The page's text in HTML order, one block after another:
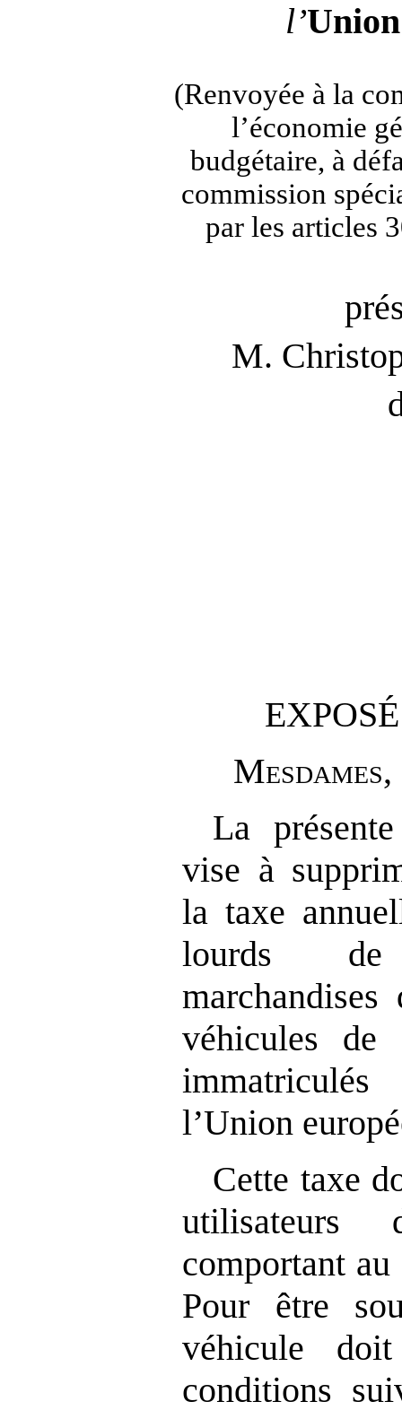
l’Union
(Renvoyée à la
l’économie
budgétaire, à
commission
par les articles
M.
Mesdames
La
vise à
la taxe
lourds
véhicules
l’Union
Cette taxe
comportant
Pour être
véhicule
conditions